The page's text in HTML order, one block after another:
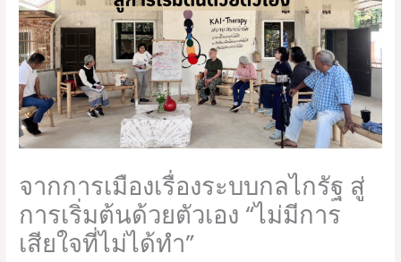
จากการเมืองเรื่องระบบกลไกรัฐ สู่
การเริ่มต้นด้วยตัวเอง “ไม่มีการ
เสียใจที่ไม่ได้ทำ”